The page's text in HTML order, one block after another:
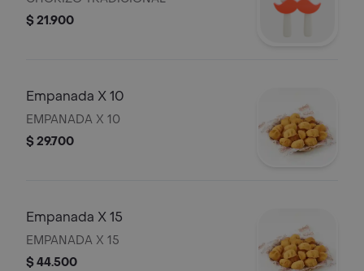
$ 21.900
Empanada X 10
EMPANADA X 10
$ 29.700
Empanada X 15
EMPANADA X 15
$ 44.500